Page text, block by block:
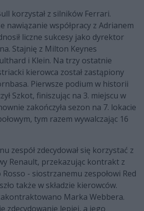
korzystał z silników Ferrari.
nawiązanie współpracy z Adrianem
liczne sukcesy jako dyrektor
Stajnię z Milton Keynes
i Klein. Na trzy ostatnie
kierowca został zastąpiony
Pierwsze podium w historii
Szkot, finiszując na 3. miejscu w
zakończyła sezon na 7. lokacie
tym razem wywalczając 16
zespół zdecydował się korzystać z
Renault, przekazując kontrakt z
- siostrzanemu zespołowi Red
także w składzie kierowców.
Marka Webbera.
zdecydowanie lepiej, a jego